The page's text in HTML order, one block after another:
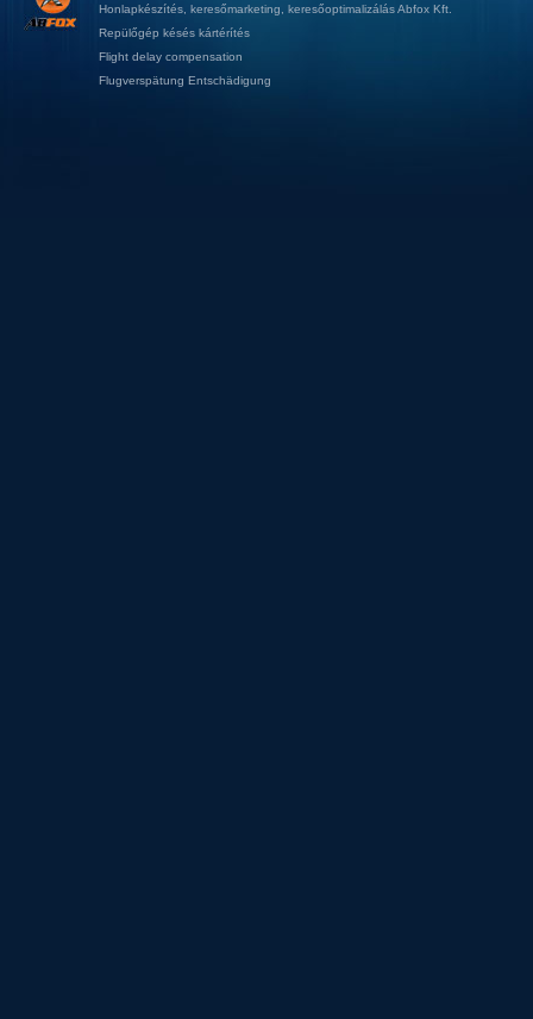
Honlapkészítés keresőmarketing keresőoptimalizálásAbfox Kft.
Repülőgép késés kártérítés
Flight delay compensation
Flugverspätung Entschädigung